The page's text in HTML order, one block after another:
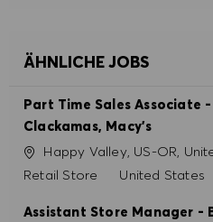
ÄHNLICHE JOBS
Part Time Sales Associate
Clackamas, Macy's
Ort Happy Valley, US-OR,
Kategorie
Retail Store United States
Assistant Store Manager -